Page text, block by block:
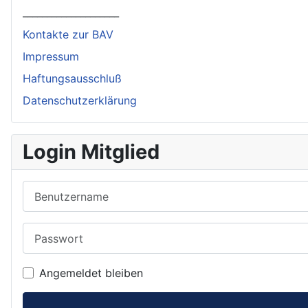
Kontakte zur BAV
Impressum
Haftungsausschluß
Datenschutzerklärung
Login Mitglied
Angemeldet bleiben